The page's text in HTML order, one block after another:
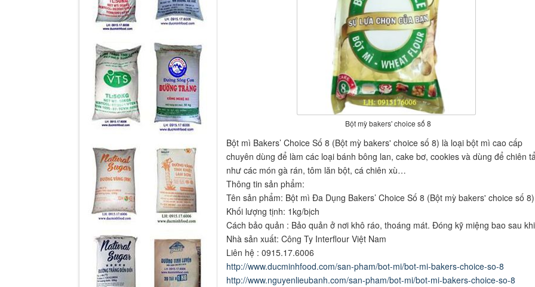
Bột mỳ bakers' choice số 8
Bột mì Bakers’ Choice Số 8 (Bột mỳ bakers' choice số 8) là loại bột mì cao cấp
chuyên dùng để làm các loại bánh bông lan, cake bơ, cookies và dùng để chiên
như các món gà rán, tôm lăn bột, cá chiên xù…
Thông tin sản phẩm:
Tên sản phẩm: Bột mì Đa Dụng Bakers’ Choice Số 8 (Bột mỳ bakers' choice số 8)
Khối lượng tịnh: 1kg/bịch
Cách bảo quản : Bảo quản ở nơi khô ráo, thoáng mát. Đóng kỹ miệng bao sau
Nhà sản xuất: Công Ty Interflour Việt Nam
Liên hệ : 0915.17.6006
http://www.ducminhfood.com/san-pham/bot-mi/bot-mi-bakers-choice-so-8
http://www.nguyenlieubanh.com/san-pham/bot-mi/bot-mi-bakers-choice-so-8